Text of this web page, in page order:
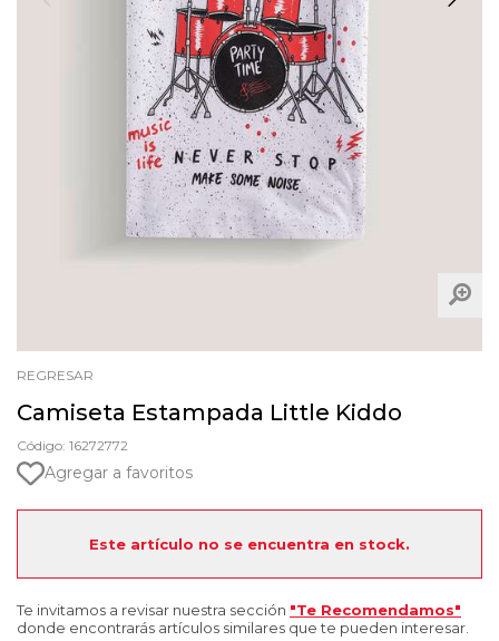
REGRESAR
Camiseta Estampada Little Kiddo
Código: 16272772
Agregar a favoritos
Este artículo no se encuentra en stock.
Te invitamos a revisar nuestra sección "Te Recomendamos"
donde encontrarás artículos similares que te pueden interesar.